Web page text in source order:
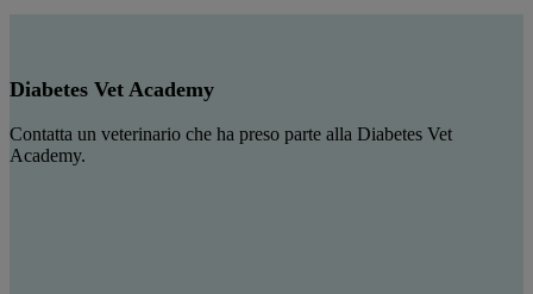
Diabetes Vet Academy
Contatta un veterinario che ha preso parte alla Diabetes Vet
Academy.